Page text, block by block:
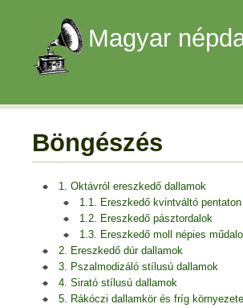
Magyar
Böngészés
1. Oktávról ereszkedő dallamok
1.1. Ereszkedő kvintváltó
1.2. Ereszkedő pásztordalok
1.3. Ereszkedő moll népies
2. Ereszkedő dúr dallamok
3. Pszalmodizáló stílusú dallamok
4. Sirató stílusú dallamok
5. Rákóczi dallamkör és fríg környezete